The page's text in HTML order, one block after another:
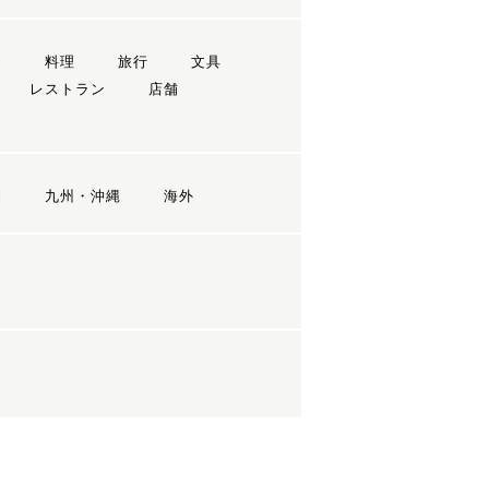
料理 旅行
文具
レストラン
店舗
九州・沖縄 海外